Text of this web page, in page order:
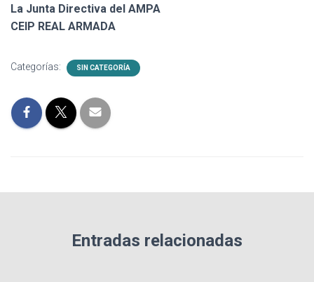
La Junta Directiva del AMPA
CEIP REAL ARMADA
Categorías: SIN CATEGORÍA
Entradas relacionadas